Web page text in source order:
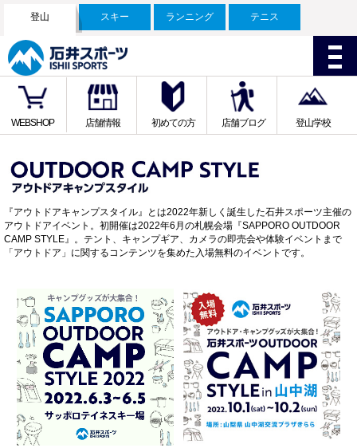
登山 スキー ランニング テニス
WEBSHOP 店舗情報 初めての方 店舗ブログ 登山学校
『アウトドアキャンプスタイル』とは2022年新しく誕生した石井スポーツ主催の
アウトドアイベント。初開催は2022年6月の札幌会場『SAPPORO OUTDOOR
CAMP STYLE』。テント、キャンプギア、カメラの即売会や体験イベントまで
「アウトドア」に関するコンテンツを集めた入場無料のイベントです。